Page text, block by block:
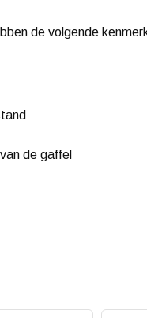
de volgende
de gaffel